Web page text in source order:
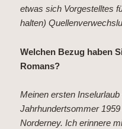
etwas sich Vorgestelltes
halten)
Welchen Bezug haben
Romans?
Meinen ersten
Jahrhundertsommer
Norderney. Ich erinnere